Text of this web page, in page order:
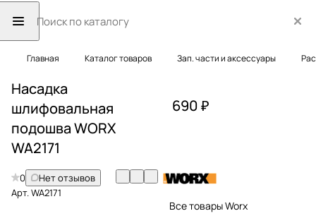
Главная Каталог товаров Зап. части и аксессуары
Насадка
шлифовальная
подошва WORX
WA2171
0
Нет отзывов
Арт.WA2171
690 ₽
Все товары Worx